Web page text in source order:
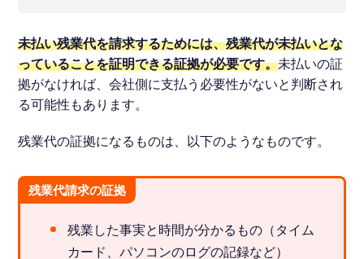
未払い残業代を請求するためには、残業代が未払いとな
っていることを証明できる証拠が必要です。未払いの証
拠がなければ、会社側に支払う必要性がないと判断され
る可能性もあります。
残業代の証拠になるものは、以下のようなものです。
残業代請求の証拠
残業した事実と時間が分かるもの（タイム
カード、パソコンのログの記録など）